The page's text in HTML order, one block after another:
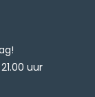
uur